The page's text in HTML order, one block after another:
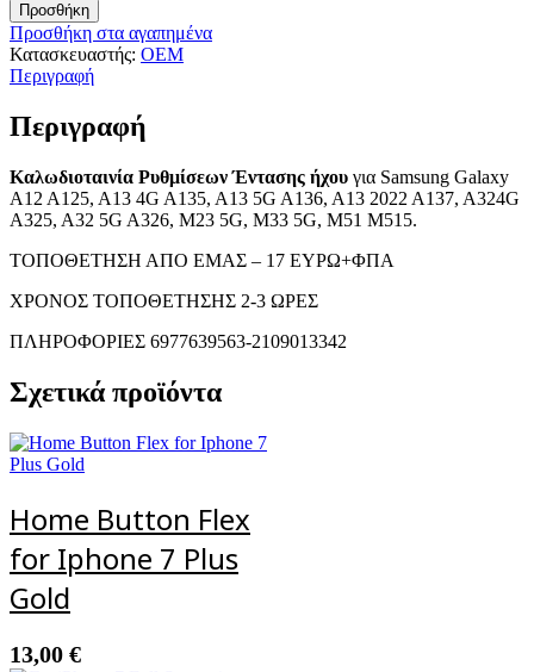
Προσθήκη
Προσθήκη στα αγαπημένα
Κατασκευαστής: OEM
Περιγραφή
Περιγραφή
Καλωδιοταινία Ρυθμίσεων Έντασης ήχου για Samsung Galaxy
A12 A125, A13 4G A135, A13 5G A136, A13 2022 A137, A324G
A325, A32 5G A326, M23 5G, M33 5G, M51 M515.
ΤΟΠΟΘΕΤΗΣΗ ΑΠΟ ΕΜΑΣ – 17 ΕΥΡΩ+ΦΠΑ
ΧΡΟΝΟΣ ΤΟΠΟΘΕΤΗΣΗΣ 2-3 ΩΡΕΣ
ΠΛΗΡΟΦΟΡΙΕΣ 6977639563-2109013342
Σχετικά προϊόντα
Home Button Flex
for Iphone 7 Plus
Gold
13,00 €